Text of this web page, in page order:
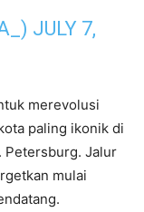
JULY 7,
merevolusi
paling ikonik di
Petersburg. Jalur
mulai